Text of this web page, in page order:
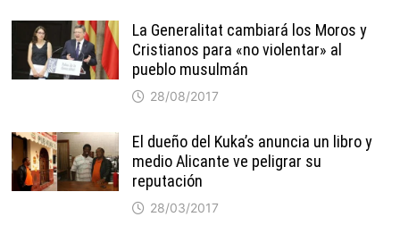
La Generalitat cambiará los Moros y
Cristianos para «no violentar» al
pueblo musulmán
28/08/2017
El dueño del Kuka’s anuncia un libro y
medio Alicante ve peligrar su
reputación
28/03/2017